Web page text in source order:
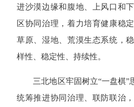
进沙漠边缘和腹地、上风口和
区协同治理，着力培育健康稳
草原、湿地、荒漠生态系统，
样性、稳定性、持续性。
三北地区牢固树立“一盘棋”
统筹推进协同治理、联防联治